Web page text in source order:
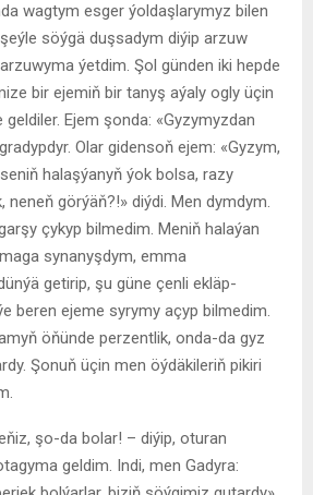
wagtym esger ýoldaşlarymyz bilen
söýgä duşsadym diýip arzuw
ýetdim. Şol günden iki hepde
bir ejemiň bir tanyş aýaly ogly üçin
Ejem şonda: «Gyzymyzdan
Olar gidensoň ejem: «Gyzym,
halaşýanyň ýok bolsa, razy
görýäň?!» diýdi. Men dymdym.
çykyp bilmedim. Meniň halaýan
synanyşdym, emma
getirip, şu güne çenli ekläp-
beren ejeme syrymy açyp bilmedim.
öňünde perzentlik, onda-da gyz
Şonuň üçin men öýdäkileriň pikiri
şo-da bolar! – diýip, oturan
geldim. Indi, men Gadyra: